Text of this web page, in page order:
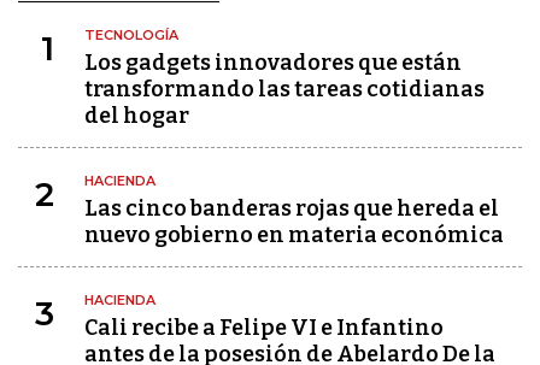
1 TECNOLOGÍA
Los gadgets innovadores que están
transformando las tareas cotidianas
del hogar
2 HACIENDA
Las cinco banderas rojas que hereda el
nuevo gobierno en materia económica
3 HACIENDA
Cali recibe a Felipe VI e Infantino
antes de la posesión de Abelardo De la